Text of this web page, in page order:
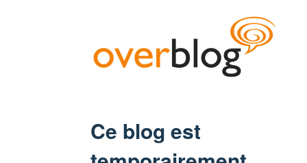
Ce blog est